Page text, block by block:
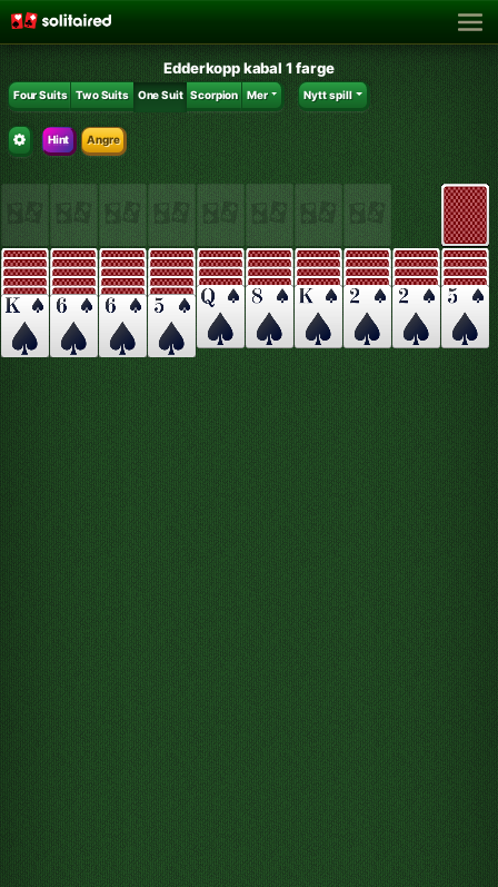
Edderkopp kabal 1 farge
Four Suits Two Suits One Suit Scorpion Mer Nytt spill
Hint Angre